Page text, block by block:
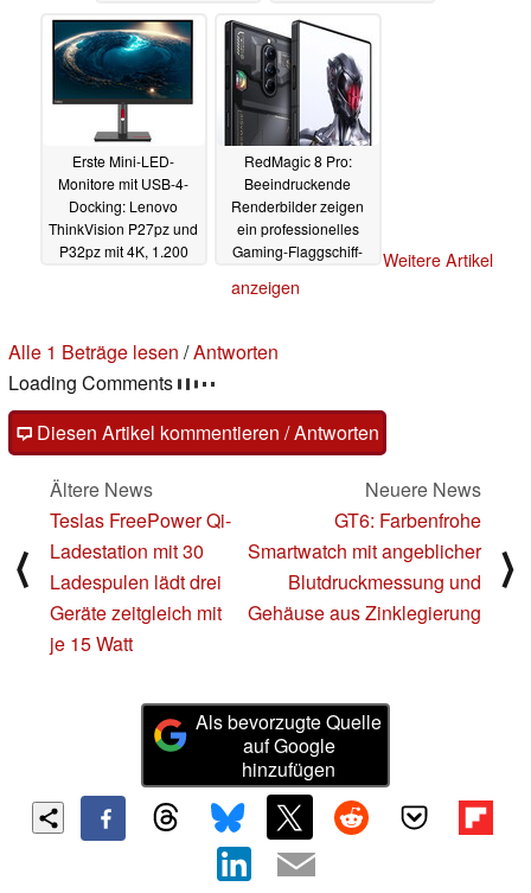
Erste Mini-LED-
Monitore mit USB-4-
Docking: Lenovo
ThinkVision P27pz und
P32pz mit 4K, 1.200
RedMagic 8 Pro:
Beeindruckende
Renderbilder zeigen
ein professionelles
Gaming-Flaggschiff-
Displayrändern
Weitere Artikel
anzeigen
Alle 1 Beträge lesen /Antworten
Loading Comments
Diesen Artikel kommentieren / Antworten
⟨
Ältere News
Teslas FreePower Qi-
Ladestation mit 30
Ladespulen lädt drei
Geräte zeitgleich mit
je 15 Watt
Neuere News
GT6: Farbenfrohe
Smartwatch mit angeblicher
Blutdruckmessung und
Gehäuse aus Zinklegierung
⟩
Als bevorzugte Quelle
auf Google
hinzufügen